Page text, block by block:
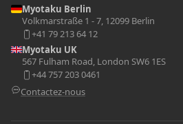
Myotaku Berlin
Volkmarstraße 1 - 7, 12099 Berlin
+41 79 213 64 12
Myotaku UK
567 Fulham Road, London SW6 1ES
+44 757 203 0461
Contactez-nous